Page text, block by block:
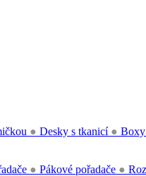
● Desky s tkanicí ● Boxy
● Pákové pořadače ●